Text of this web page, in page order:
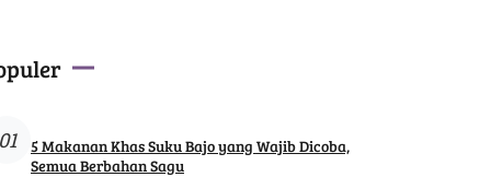
5 Makanan Khas Suku Bajo yang Wajib Dicoba,
Semua Berbahan Sagu